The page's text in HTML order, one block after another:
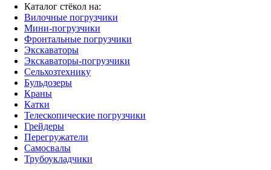
Каталог стёкол на:
Вилочные погрузчики
Мини-погрузчики
Фронтальные погрузчики
Экскаваторы
Экскаваторы-погрузчики
Сельхозтехнику
Бульдозеры
Краны
Катки
Телескопические погрузчики
Грейдеры
Перегружатели
Самосвалы
Трубоукладчики